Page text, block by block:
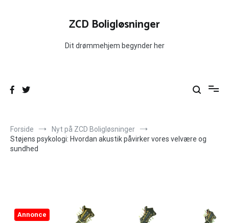
ZCD Boligløsninger
Dit drømmehjem begynder her
Forside
Nyt på ZCD Boligløsninger
Støjens psykologi: Hvordan akustik påvirker vores velvære og
sundhed
Annonce